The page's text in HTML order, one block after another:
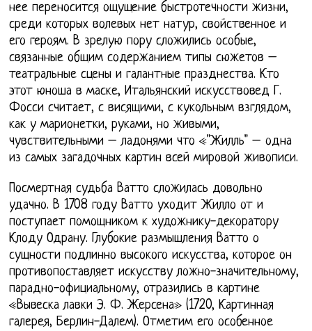
нее переносится ощущение быстротечности жизни,
среди которых волевых нет натур, свойственное и
его героям. В зрелую пору сложились особые,
связанные общим содержанием типы сюжетов –
театральные сцены и галантные празднества. Кто
этот юноша в маске, Итальянский искусствовед Г.
Фосси считает, с висящими, с кукольным взглядом,
как у марионетки, руками, но живыми,
чувствительными – ладонями что «"Жилль" – одна
из самых загадочных картин всей мировой живописи.
Посмертная судьба Ватто сложилась довольно
удачно. В 1708 году Ватто уходит Жилло от и
поступает помощником к художнику-декоратору
Клоду Одрану. Глубокие размышления Ватто о
сущности подлинно высокого искусства, которое он
противопоставляет искусству ложно-значительному,
парадно-официальному, отразились в картине
«Вывеска лавки Э. Ф. Жерсена» (1720, Картинная
галерея, Берлин-Далем). Отметим его особенное